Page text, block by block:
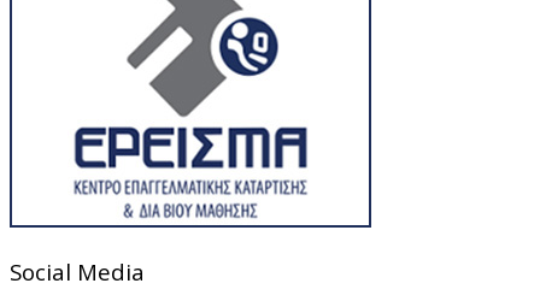
Social Media